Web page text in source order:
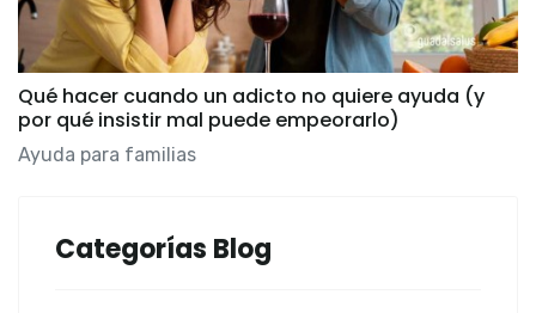
Qué hacer cuando un adicto no quiere ayuda (y
por qué insistir mal puede empeorarlo)
Ayuda para familias
Categorías Blog